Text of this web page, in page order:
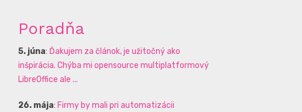
Poradňa
5. júna: Ďakujem za článok, je užitočný ako
inšpirácia. Chýba mi opensource multiplatformový
LibreOffice ale ...
26. mája: Firmy by mali pri automatizácii